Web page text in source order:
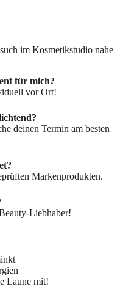
im Kosmetikstudio nahe
für mich?
vor Ort!
deinen Termin am besten
Markenprodukten.
Liebhaber!
Laune mit!